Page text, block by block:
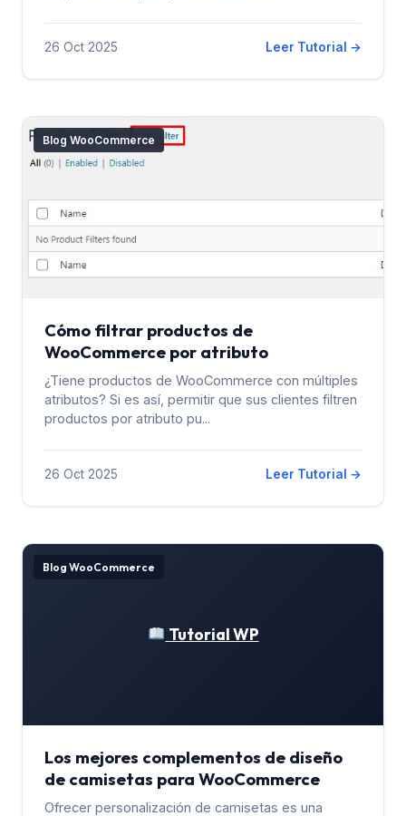
26 Oct 2025 Leer Tutorial →
Blog WooCommerce
Cómo filtrar productos de
WooCommerce por atributo
¿Tiene productos de WooCommerce con múltiples
atributos? Si es así, permitir que sus clientes filtren
productos por atributo pu...
26 Oct 2025 Leer Tutorial →
Tutorial WP
Blog WooCommerce
Los mejores complementos de diseño
de camisetas para WooCommerce
Ofrecer personalización de camisetas es una